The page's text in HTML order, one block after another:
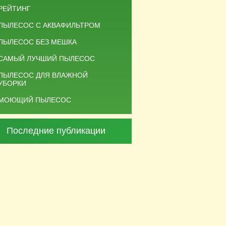
С АКВАФИЛЬТРОМ
БЕЗ МЕШКА
ЛУЧШИЙ ПЫЛЕСОС
ДЛЯ ВЛАЖНОЙ
ПЫЛЕСОС
Последние публикации